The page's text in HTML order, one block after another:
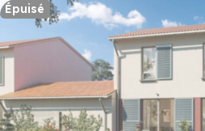
Ressources
Financer
Épuisé